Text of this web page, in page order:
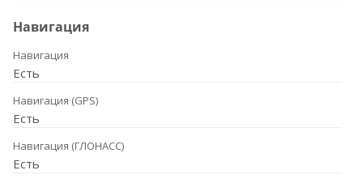
Навигация
Навигация
Есть
Навигация (GPS)
Есть
Навигация (ГЛОНАСС)
Есть